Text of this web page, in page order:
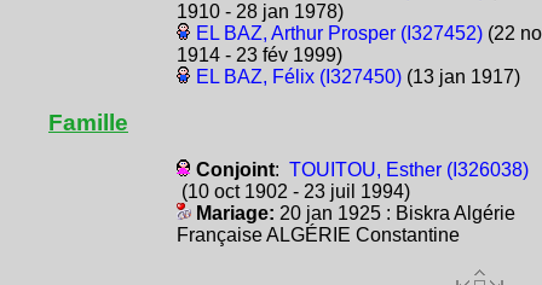
1910 - 28 jan 1978)
EL BAZ, Arthur Prosper (I327452)(22
1914 - 23 fév 1999)
EL BAZ, Félix (I327450)(13 jan 1917)
Famille
Conjoint: TOUITOU, Esther (I326038)
(10 oct 1902 - 23 juil 1994)
Mariage: 20 jan 1925 : Biskra Algérie
Française ALGÉRIE Constantine